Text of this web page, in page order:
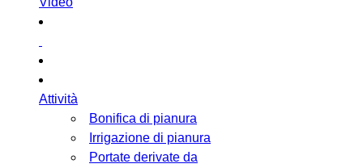
Attività
Bonifica di pianura
Irrigazione di pianura
Portate derivate da